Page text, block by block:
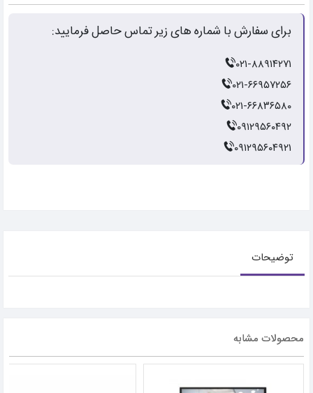
برای سفارش با شماره های زیر تماس حاصل فرمایید:
۰۲۱-۸۸۹۱۴۲۷۱
۰۲۱-۶۶۹۵۷۲۵۶
۰۲۱-۶۶۸۳۶۵۸۰
۰۹۱۲۹۵۶۰۴۹۲
۰۹۱۲۹۵۶۰۴۹۲۱
توضیحات
محصولات مشابه